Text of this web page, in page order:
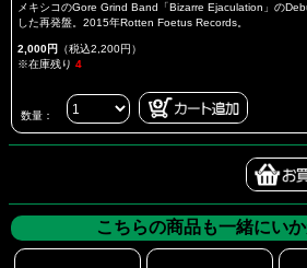
メキシコのGore Grind Band「Bizarre Ejaculation」の
した再発盤。2015年Rotten Foetus Records。
2,000円 （税込2,200円）
※在庫残り 4
数量：
こちらの商品も一緒にい